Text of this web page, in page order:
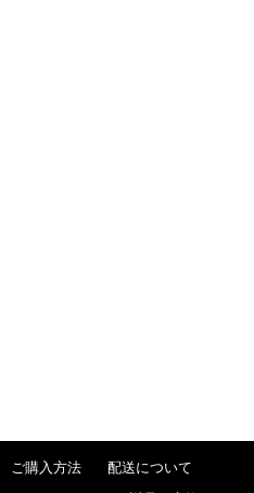
ご購入方法 配送について
情報